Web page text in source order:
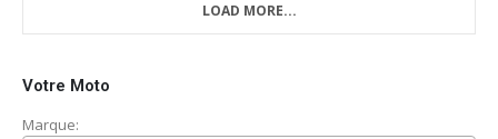
LOAD MORE...
Votre Moto
Marque: